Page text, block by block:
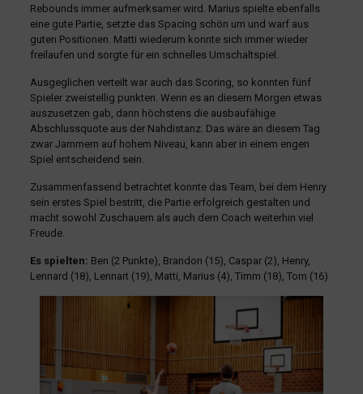
Rebounds immer aufmerksamer wird. Marius spielte ebenfalls
eine gute Partie, setzte das Spacing schön um und warf aus
guten Positionen. Matti wiederum konnte sich immer wieder
freilaufen und sorgte für ein schnelles Umschaltspiel.
Ausgeglichen verteilt war auch das Scoring, so konnten fünf
Spieler zweistellig punkten. Wenn es an diesem Morgen etwas
auszusetzen gab, dann höchstens die ausbaufähige
Abschlussquote aus der Nahdistanz. Das wäre an diesem Tag
zwar Jammern auf hohem Niveau, kann aber in einem engen
Spiel entscheidend sein.
Zusammenfassend betrachtet konnte das Team, bei dem Henry
sein erstes Spiel bestritt, die Partie erfolgreich gestalten und
macht sowohl Zuschauern als auch dem Coach weiterhin viel
Freude.
Es spielten: Ben (2 Punkte), Brandon (15), Caspar (2), Henry,
Lennard (18), Lennart (19), Matti, Marius (4), Timm (18), Tom (16)